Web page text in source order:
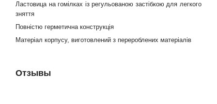
Ластовица на гомілках із регульованою застібкою для легкого
зняття
Повністю герметична конструкція
Матеріал корпусу, виготовлений з перероблених матеріалів
Отзывы